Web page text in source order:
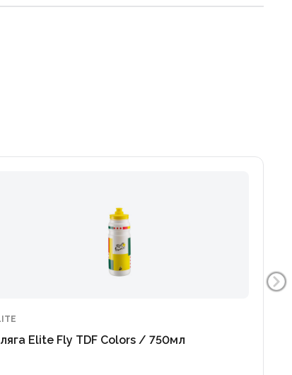
Elite Fly TDF Colors / 750мл